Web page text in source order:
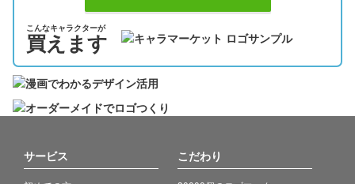
こんなキャラクターが
買えます
サービス こだわり